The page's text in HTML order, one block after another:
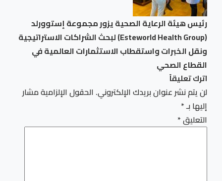
رئيس هيئة الرعاية الصحية يزور مجموعة إستوورلد
(Esteworld Health Group) لبحث الشراكات الاستراتيجية
ونقل الخبرات واستقطاب الاستثمارات العالمية في
القطاع الصحي
اترك تعليقاً
لن يتم نشر عنوان بريدك الإلكتروني. الحقول الإلزامية مشار
إليها بـ*
التعليق*